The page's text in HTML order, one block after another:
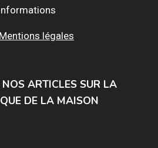
Mentions légales
ARTICLES SUR LA
DE LA MAISON